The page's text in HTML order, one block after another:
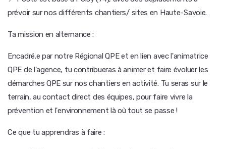
prévoir sur nos différents chantiers/ sites en Haute-Savoie.
Ta mission en alternance :
Encadré.e par notre Régional QPE et en lien avec l'animatrice
QPE de l'agence, tu contribueras à animer et faire évoluer les
démarches QPE sur nos chantiers en activité. Tu seras sur le
terrain, au contact direct des équipes, pour faire vivre la
prévention et l'environnement là où tout se passe !
Ce que tu apprendras à faire :